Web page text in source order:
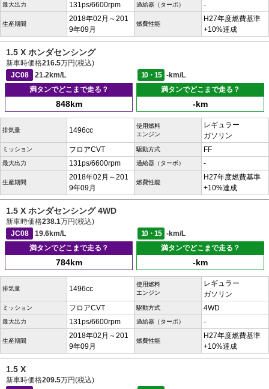
最大出力 131ps/6600rpm 過給器（ターボ） -
生産期間
2018年02月～201
9年09月
燃費性能
H27年度燃費基準
+10%達成
1.5 X ホンダセンシング
新車時価格216.5万円(税込)
JC08
21.2km/L 10・15
-km/L
満タンでどこまで走る？
848km
満タンでどこまで走る？
-km
排気量 1496cc
使用燃料
エンジン
レギュラー
ガソリン
ミッション フロアCVT 駆動方式 FF
最大出力 131ps/6600rpm 過給器（ターボ） -
生産期間
2018年02月～201
9年09月
燃費性能
H27年度燃費基準
+10%達成
1.5 X ホンダセンシング 4WD
新車時価格238.1万円(税込)
JC08
19.6km/L 10・15
-km/L
満タンでどこまで走る？
784km
満タンでどこまで走る？
-km
排気量 1496cc
使用燃料
エンジン
レギュラー
ガソリン
ミッション フロアCVT 駆動方式 4WD
最大出力 131ps/6600rpm 過給器（ターボ） -
生産期間
2018年02月～201
9年09月
燃費性能
H27年度燃費基準
+10%達成
1.5 X
新車時価格209.5万円(税込)